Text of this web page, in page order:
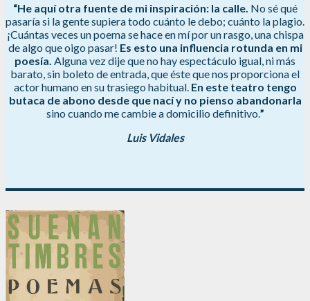
“He aquí otra fuente de mi inspiración: la calle. No sé qué
pasaría si la gente supiera todo cuánto le debo; cuánto la plagio.
¡Cuántas veces un poema se hace en mí por un rasgo, una chispa
de algo que oigo pasar! Es esto una influencia rotunda en mi
poesía. Alguna vez dije que no hay espectáculo igual, ni más
barato, sin boleto de entrada, que éste que nos proporciona el
actor humano en su trasiego habitual. En este teatro tengo
butaca de abono desde que nací y no pienso abandonarla
sino cuando me cambie a domicilio definitivo. ”
Luis Vidales